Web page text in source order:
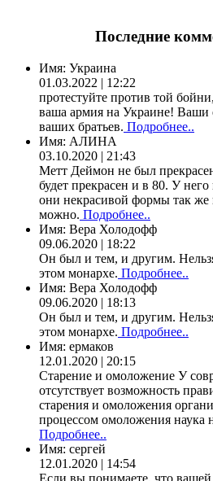
Последние
Имя: Украина
01.03.2022 | 12:22
протестуйте против той
ваша армия на Украине! Ваши
ваших братьев. Подробнее..
Имя: АЛИНА
03.10.2020 | 21:43
Метт Деймон не был
будет прекрасен и в 80. У
они некрасивой формы так же
можно. Подробнее..
Имя: Вера Холодофф
09.06.2020 | 18:22
Он был и тем, и другим.
этом монархе. Подробнее..
Имя: Вера Холодофф
09.06.2020 | 18:13
Он был и тем, и другим.
этом монархе. Подробнее..
Имя: ермаков
12.01.2020 | 20:15
Старение и омоложение У
отсутствует возможность
старения и омоложения
процессом омоложения наука
Подробнее..
Имя: сергей
12.01.2020 | 14:54
Если вы понимаете, что вашей